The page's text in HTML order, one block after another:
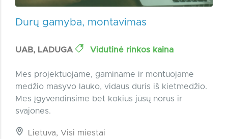
Durų gamyba, montavimas
UAB, LADUGA Vidutinė rinkos kaina
Mes projektuojame, gaminame ir montuojame
medžio masyvo lauko, vidaus duris iš kietmedžio.
Mes įgyvendinsime bet kokius jūsų norus ir
svajones.
Lietuva, Visi miestai